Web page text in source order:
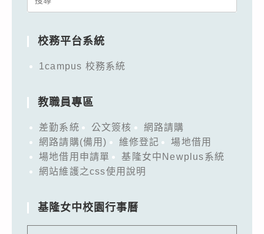
校務平台系統
1campus 校務系統
教職員專區
差勤系統 公文簽核
網路請購
網路請購(備用)
維修登記
場地借用
場地借用申請單
基隆女中Newplus系統
網站維護之css使用說明
基隆女中校園行事曆